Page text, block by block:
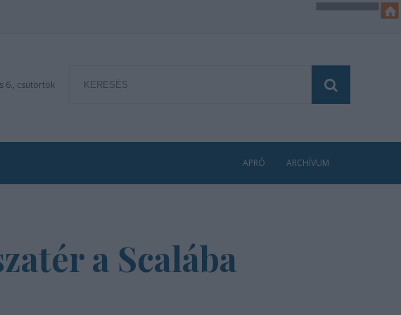
6., csütörtök
APRÓ ARCHÍVUM
a Scalába